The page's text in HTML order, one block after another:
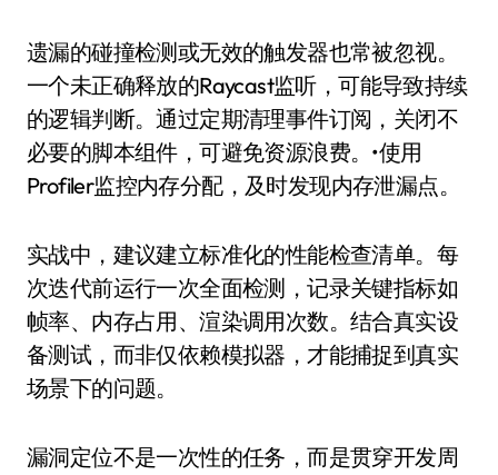
遗漏的碰撞检测或无效的触发器也常被忽视。
一个未正确释放的Raycast监听，可能导致持续
的逻辑判断。通过定期清理事件订阅，关闭不
必要的脚本组件，可避免资源浪费。•使用
Profiler监控内存分配，及时发现内存泄漏点。
实战中，建议建立标准化的性能检查清单。每
次迭代前运行一次全面检测，记录关键指标如
帧率、内存占用、渲染调用次数。结合真实设
备测试，而非仅依赖模拟器，才能捕捉到真实
场景下的问题。
漏洞定位不是一次性的任务，而是贯穿开发周